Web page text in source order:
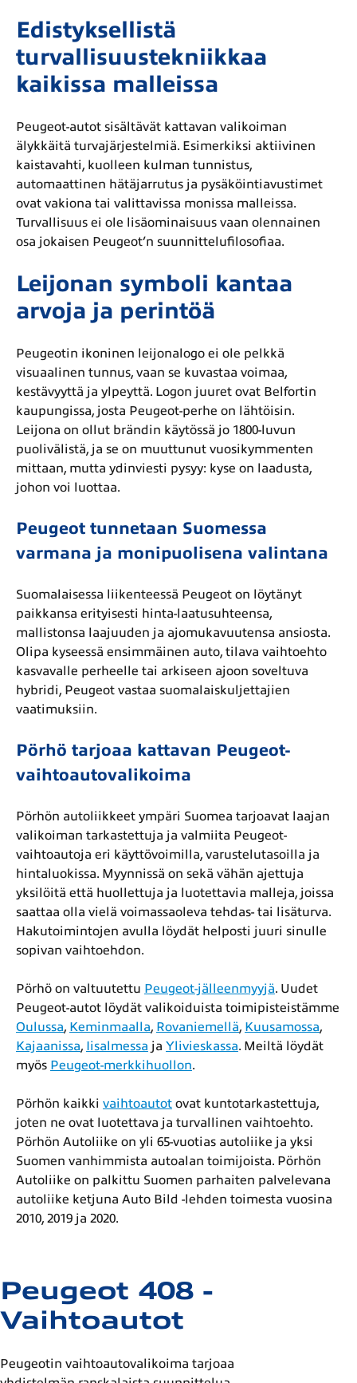
Peugeot 408 -
Vaihtoautot
Peugeotin vaihtoautovalikoima tarjoaa
Edistyksellistä
turvallisuustekniikkaa
kaikissa malleissa
Peugeot-autot sisältävät kattavan valikoiman
älykkäitä turvajärjestelmiä. Esimerkiksi aktiivinen
kaistavahti, kuolleen kulman tunnistus,
automaattinen hätäjarrutus ja pysäköintiavustimet
ovat vakiona tai valittavissa monissa malleissa.
Turvallisuus ei ole lisäominaisuus vaan olennainen
osa jokaisen Peugeot’n suunnittelufilosofiaa.
Leijonan symboli kantaa
arvoja ja perintöä
Peugeotin ikoninen leijonalogo ei ole pelkkä
visuaalinen tunnus, vaan se kuvastaa voimaa,
kestävyyttä ja ylpeyttä. Logon juuret ovat Belfortin
kaupungissa, josta Peugeot-perhe on lähtöisin.
Leijona on ollut brändin käytössä jo 1800-luvun
puolivälistä, ja se on muuttunut vuosikymmenten
mittaan, mutta ydinviesti pysyy: kyse on laadusta,
johon voi luottaa.
Peugeot tunnetaan Suomessa
varmana ja monipuolisena valintana
Suomalaisessa liikenteessä Peugeot on löytänyt
paikkansa erityisesti hinta-laatusuhteensa,
mallistonsa laajuuden ja ajomukavuutensa ansiosta.
Olipa kyseessä ensimmäinen auto, tilava vaihtoehto
kasvavalle perheelle tai arkiseen ajoon soveltuva
hybridi, Peugeot vastaa suomalaiskuljettajien
vaatimuksiin.
Pörhö tarjoaa kattavan Peugeot-
vaihtoautovalikoima
Pörhön autoliikkeet ympäri Suomea tarjoavat laajan
valikoiman tarkastettuja ja valmiita Peugeot-
vaihtoautoja eri käyttövoimilla, varustelutasoilla ja
hintaluokissa. Myynnissä on sekä vähän ajettuja
yksilöitä että huollettuja ja luotettavia malleja, joissa
saattaa olla vielä voimassaoleva tehdas- tai lisäturva.
Hakutoimintojen avulla löydät helposti juuri sinulle
sopivan vaihtoehdon.
Pörhö on valtuutettu Peugeot-jälleenmyyjä. Uudet
Peugeot-autot löydät valikoiduista toimipisteistämme
Oulussa, Keminmaalla, Rovaniemellä, Kuusamossa,
Kajaanissa, Iisalmessa ja Ylivieskassa. Meiltä löydät
myös Peugeot-merkkihuollon.
Pörhön kaikki vaihtoautot ovat kuntotarkastettuja,
joten ne ovat luotettava ja turvallinen vaihtoehto.
Pörhön Autoliike on yli 65-vuotias autoliike ja yksi
Suomen vanhimmista autoalan toimijoista. Pörhön
Autoliike on palkittu Suomen parhaiten palvelevana
autoliike ketjuna Auto Bild -lehden toimesta vuosina
2010, 2019 ja 2020.